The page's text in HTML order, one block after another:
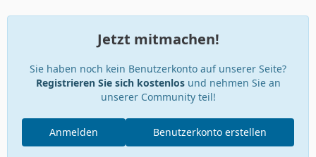
Jetzt mitmachen!
Sie haben noch kein Benutzerkonto auf unserer Seite?
Registrieren Sie sich kostenlosund nehmen Sie an
unserer Community teil!
Benutzerkonto erstellen
Anmelden